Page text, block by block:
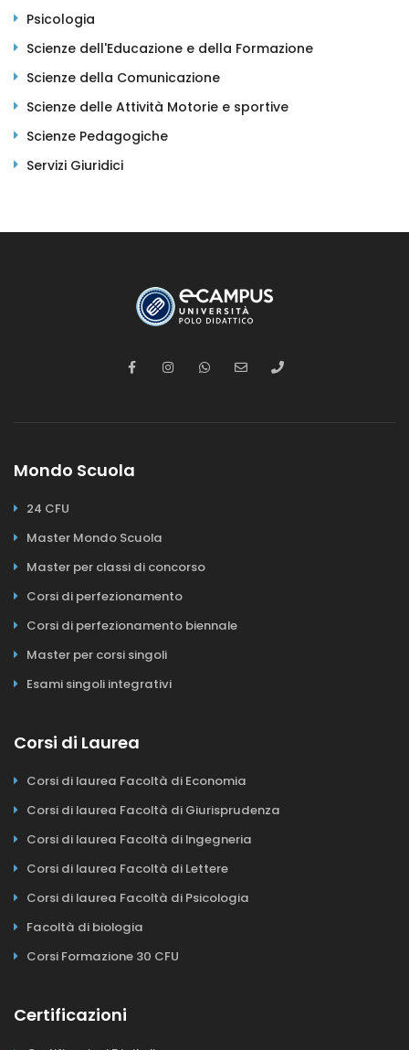
Psicologia
Scienze dell'Educazione e della Formazione
Scienze della Comunicazione
Scienze delle Attività Motorie e sportive
Scienze Pedagogiche
Servizi Giuridici
Mondo Scuola
24 CFU
Master Mondo Scuola
Master per classi di concorso
Corsi di perfezionamento
Corsi di perfezionamento biennale
Master per corsi singoli
Esami singoli integrativi
Corsi di Laurea
Corsi di laurea Facoltà di Economia
Corsi di laurea Facoltà di Giurisprudenza
Corsi di laurea Facoltà di Ingegneria
Corsi di laurea Facoltà di Lettere
Corsi di laurea Facoltà di Psicologia
Facoltà di biologia
Corsi Formazione 30 CFU
Certificazioni